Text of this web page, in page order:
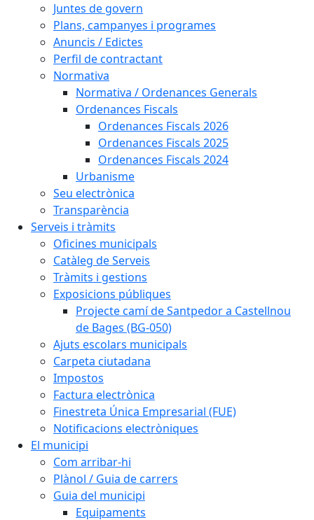
Juntes de govern
Plans, campanyes i programes
Anuncis / Edictes
Perfil de contractant
Normativa
Normativa / Ordenances Generals
Ordenances Fiscals
Ordenances Fiscals 2026
Ordenances Fiscals 2025
Ordenances Fiscals 2024
Urbanisme
Seu electrònica
Transparència
Serveis i tràmits
Oficines municipals
Catàleg de Serveis
Tràmits i gestions
Exposicions públiques
Projecte camí de Santpedor a Castellnou
de Bages (BG-050)
Ajuts escolars municipals
Carpeta ciutadana
Impostos
Factura electrònica
Finestreta Única Empresarial (FUE)
Notificacions electròniques
El municipi
Com arribar-hi
Plànol / Guia de carrers
Guia del municipi
Equipaments